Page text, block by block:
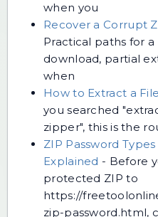
when you
Recover a Corrupt
Practical paths for
download, partial
when
How to Extract a
you searched
zipper", this is the
ZIP Password
Explained - Before
protected ZIP to
https://
zip-password.html,